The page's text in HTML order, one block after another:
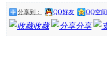
分享到： QQ好友 QQ空间
收藏 分享